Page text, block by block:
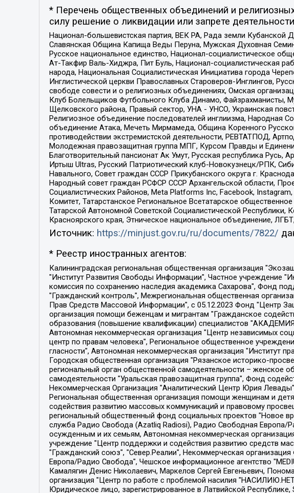
* Перечень общественных объединений и
силу решение о ликвидации или запрете
Национал-большевистская партия, ВЕК РА, Рада земли
Славянская Община Капища Веды Перуна, Мужская Духовная
Русское национальное единство, Национал-социалистическое
Ат-Такфир Валь-Хиджра, Пит Буль, Национал-социалистическая
народа, Национальная Социалистическая Инициатива города
Инглистической церкви Православных Староверов-Инглингов,
свободе совести и о религиозных объединениях, Омская
Клуб Болельщиков Футбольного Клуба Динамо, Файзрахманисты,
Щелковского района, Правый сектор, УНА - УНСО, Украинская
Религиозное объединение последователей инглиизма, Народная
объединение Атака, Мечеть Мирмамеда, Община Коренного
противодействии экстремистской деятельности, РЕВТАТПОД,
Молодежная правозащитная группа МПГ, Курсом Правды и
Благотворительный пансионат Ак Умут, Русская республика Русь,
Иртыш Ultras, Русский Патриотический клуб-Новокузнецк/РПК,
Навального, Совет граждан СССР Прикубанского округа г.
Народный совет граждан РСФСР СССР Архангельской области,
Социалистических Районов, Meta Platforms Inc, Facebook,
Комитет, Татарстанское Региональное Всетатарское
Татарской Автономной Советской Социалистической Республики,
Красноярского края, Этническое национальное объединение,
Источник: https://minjust.gov.ru/ru/documents/7822/
* Реестр иностранных агентов:
Калининградская региональная общественная организация "Экозащита!-Женсовет", Фонд содействия защите прав и свобод граждан "Общественный вердикт", Фонд "Институт Развития Свободы Информации", Частное учреждение "Информационное агентство МЕМО. РУ", Региональная общественная организация "Общественная комиссия по сохранению наследия академика Сахарова", Фонд поддержки свободы прессы, Санкт-Петербургская общественная правозащитная организация "Гражданский контроль", Межрегиональная общественная организация "Информационно-просветительский центр "Мемориал", Региональный Фонд "Центр Защиты Прав Средств Массовой Информации", с 05.12.2023 Фонд "Центр Защиты Прав Средств массовой информации", Региональная общественная благотворительная организация помощи беженцам и мигрантам "Гражданское содействие", Негосударственное образовательное учреждение дополнительного профессионального образования (повышение квалификации) специалистов "АКАДЕМИЯ ПО ПРАВАМ ЧЕЛОВЕКА", Свердловская региональная общественная организация "Сутяжник", Автономная некоммерческая организация "Центр независимых социологических исследований", Союз общественных объединений "Российский исследовательский центр по правам человека", Региональное общественное учреждение научно-информационный центр "МЕМОРИАЛ", Некоммерческая организация "Фонд защиты гласности", Автономная некоммерческая организация "Институт прав человека", Городская общественная организация "Екатеринбургское общество "МЕМОРИАЛ", Городская общественная организация "Рязанское историко-просветительское и правозащитное общество "Мемориал" (Рязанский Мемориал), Челябинский региональный орган общественной самодеятельности – женское общественное объединение "Женщины Евразии", Челябинский региональный орган общественной самодеятельности "Уральская правозащитная группа", Фонд содействия защите здоровья и социальной справедливости имени Андрея Рылькова, Автономная Некоммерческая Организация "Аналитический Центр Юрия Левады", Автономная некоммерческая организация социальной поддержки населения "Проект Апрель", Региональная общественная организация помощи женщинам и детям, находящимся в кризисной ситуации "Информационно-методический центр "Анна", Фонд содействия развитию массовых коммуникаций и правовому просвещению "Так-так-Так", Фонд содействия устойчивому развитию "Серебряная тайга", Свердловский региональный общественный фонд социальных проектов "Новое время", "Idel.Реалии", Кавказ.Реалии, Крым.Реалии, Телеканал Настоящее Время, Татаро-башкирская служба Радио Свобода (Azatliq Radiosi), Радио Свободная Европа/Радио Свобода (PCE/PC), "Сибирь.Реалии", "Фактограф", Благотворительный фонд помощи осужденным и их семьям, Автономная некоммерческая организация "Институт глобализации и социальных движений", Фонд "В защиту прав заключенных", Частное учреждение "Центр поддержки и содействия развитию средств массовой информации", Пензенский региональный общественный благотворительный фонд "Гражданский союз", "Север.Реалии", Некоммерческая организация Фонд "Правовая инициатива", Общество с ограниченной ответственностью "Радио Свободная Европа/Радио Свобода", Чешское информационное агентство "MEDIUM-ORIENT", Красноярская региональная общественная организация "Мы против СПИДа", Камалягин Денис Николаевич, Маркелов Сергей Евгеньевич, Пономарев Лев Александрович, Савицкая Людмила Алексеевна, Автономная некоммерческая организация "Центр по работе с проблемой насилия "НАСИЛИЮ.НЕТ", Межрегиональный профессиональный союз работников здравоохранения "Альянс врачей", Юридическое лицо, зарегистрированное в Латвийской Республике, SIA "Medusa Project" (регистрационный номер 40103797863, дата регистрации 10.06.2014), Некоммерческая организация "Фонд по борьбе с коррупцией", Автономная некоммерческая организация "Институт права и публичной политики", Баданин Роман Сергеевич, Гликин Максим Александрович, Железнова Мария Михайловна, Лукьянова Юлия Сергеевна, Маетная Елизавета Витальевна, Маняхин Петр Борисович,